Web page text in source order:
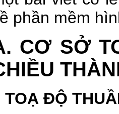
phần mềm
CƠ SỞ
TOẠ ĐỘ